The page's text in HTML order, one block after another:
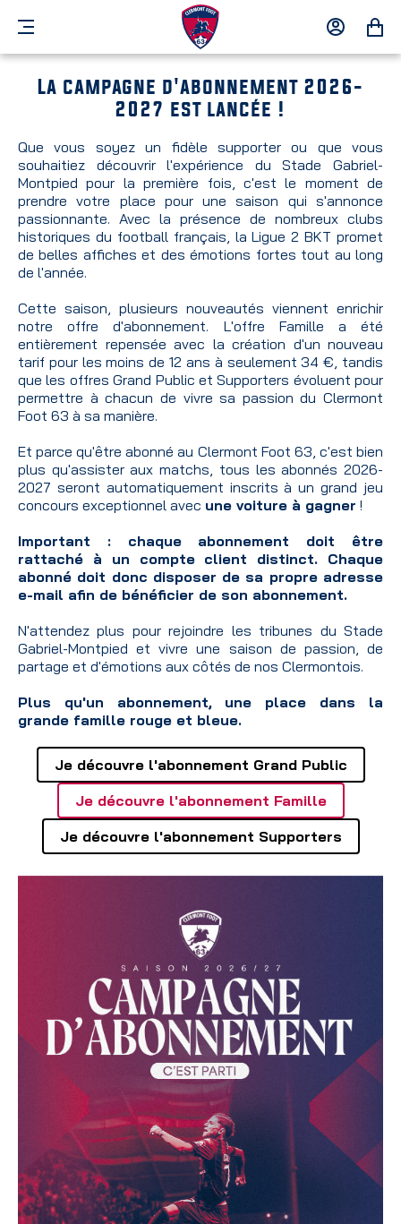
MENU MON MON
La campagne d'abonnement 2026-
2027 est lancée !
Que vous soyez un fidèle supporter ou que vous
souhaitiez découvrir l'expérience du Stade Gabriel-
Montpied pour la première fois, c'est le moment de
prendre votre place pour une saison qui s'annonce
passionnante. Avec la présence de nombreux clubs
historiques du football français, la Ligue 2 BKT promet
de belles affiches et des émotions fortes tout au long
de l'année.
Cette saison, plusieurs nouveautés viennent enrichir
notre offre d'abonnement. L'offre Famille a été
entièrement repensée avec la création d'un nouveau
tarif pour les moins de 12 ans à seulement 34 €, tandis
que les offres Grand Public et Supporters évoluent pour
permettre à chacun de vivre sa passion du Clermont
Foot 63 à sa manière.
Et parce qu'être abonné au Clermont Foot 63, c'est bien
plus qu'assister aux matchs, tous les abonnés 2026-
2027 seront automatiquement inscrits à un grand jeu
concours exceptionnel avec une voiture à gagner !
Important : chaque abonnement doit être
rattaché à un compte client distinct. Chaque
abonné doit donc disposer de sa propre adresse
e-mail afin de bénéficier de son abonnement.
N'attendez plus pour rejoindre les tribunes du Stade
Gabriel-Montpied et vivre une saison de passion, de
partage et d'émotions aux côtés de nos Clermontois.
Plus qu'un abonnement, une place dans la
grande famille rouge et bleue.
Je découvre l'abonnement Grand Public
Je découvre l'abonnement Famille
Je découvre l'abonnement Supporters